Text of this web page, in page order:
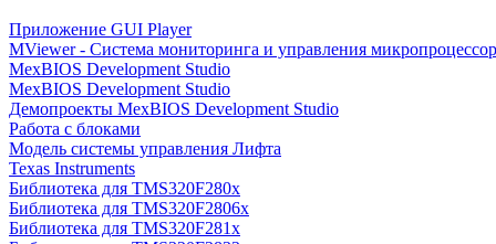
Приложение GUI Player
MViewer - Система мониторинга и управления
MexBIOS Development Studio
MexBIOS Development Studio
Демопроекты MexBIOS Development Studio
Работа с блоками
Модель системы управления Лифта
Texas Instruments
Библиотека для TMS320F280x
Библиотека для TMS320F2806x
Библиотека для TMS320F281x